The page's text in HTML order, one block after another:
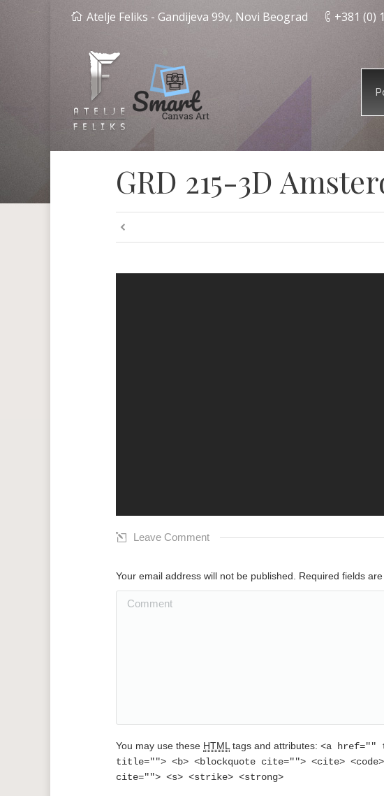
Atelje Feliks - Gandijeva 99v, Novi Beograd +381 (0)
GRD 215-3D
Leave Comment
Your email address will not be published. Required fields
Comment
You may use these HTML tags and attributes: <a href=""
title=""> <b> <blockquote cite=""> <cite>
cite=""> <s> <strike> <strong>